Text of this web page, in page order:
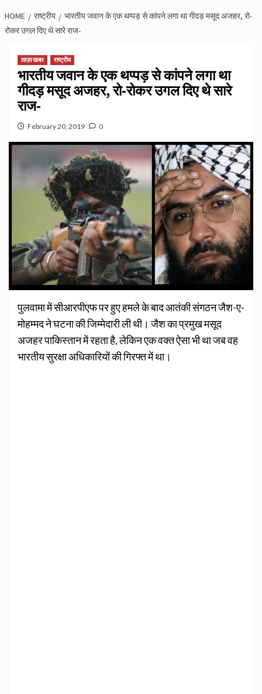
HOME राष्ट्रीय
भारतीय जवान के एक थप्पड़ से कांपने लगा था गीदड़ मसूद अजहर, रो-
रोकर उगल दिए थे सारे राज-
ताज़ा खबर राष्ट्रीय
भारतीय जवान के एक थप्पड़ से कांपने लगा था
गीदड़ मसूद अजहर, रो-रोकर उगल दिए थे सारे
राज-
February 20, 2019 0
पुलवामा में सीआरपीएफ पर हुए हमले के बाद आतंकी संगठन जैश-ए-
मोहम्मद ने घटना की जिम्मेदारी ली थी। जैश का प्रमुख मसूद
अजहर पाकिस्तान में रहता है, लेकिन एक वक्त ऐसा भी था जब वह
भारतीय सुरक्षा अधिकारियों की गिरफ्त में था।